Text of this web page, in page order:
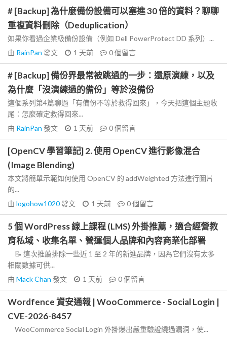
# [Backup] 為什麼備份設備可以塞進 30 倍的資料？聊聊
重複資料刪除（Deduplication）
如果你看過企業級備份設備（例如 Dell PowerProtect DD 系列）...
由 RainPan 發文 1 天前 0個留言
# [Backup] 備份界最常被跳過的一步：還原演練，以及
為什麼「沒演練過的備份」等於沒備份
這個系列第4篇聊過「有備份不等於救得回來」，今天把這個主題收
尾：怎麼確定救得回來...
由 RainPan 發文 1 天前 0個留言
[OpenCV 學習筆記] 2. 使用 OpenCV 進行影像混合
(Image Blending)
本文將簡單示範如何使用 OpenCV 的 addWeighted 方法進行圖片
的...
由 logohow1020發文 1 天前 0個留言
5 個 WordPress 線上課程 (LMS) 外掛推薦，適合經營教
育私域、收集名單、營運個人品牌和內容商業化部署
📝 這次推薦排除一些近 1 至 2 年的新進品牌，因為它們沒有太多
相關數據可供...
由 Mack Chan 發文 1 天前 0個留言
Wordfence 資安通報 | WooCommerce - Social Login |
CVE-2026-8457
WooCommerce Social Login 外掛爆出嚴重驗證繞過漏洞，使...